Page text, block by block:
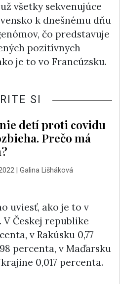
všetky sekvenujúce
k dnešnému dňu
čo predstavuje
pozitívnych
je to vo Francúzsku.
SI
detí proti covidu
Prečo má
| Galina Lišháková
uviesť, ako je to v
V Českej republike
v Rakúsku 0,77
percenta, v Maďarsku
0,017 percenta.